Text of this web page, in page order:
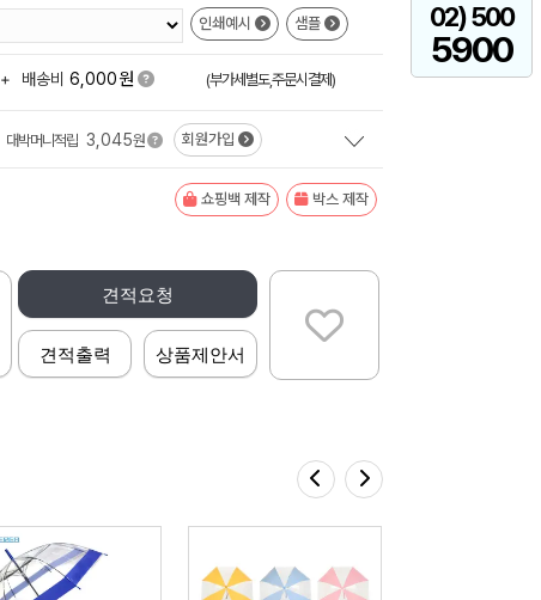
02) 500
5900
인쇄예시 샘플
+ 배송비 6,000원 (부가세별도,주문시결제)
대박머니적립 3,045원 회원가입
쇼핑백 제작 박스 제작
견적요청
견적출력 상품제안서